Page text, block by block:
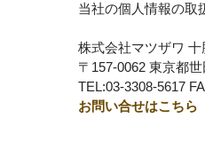
当社の個人情報の取
株式会社マツザワ
〒157-0062 東京都
TEL:03-3308-5617
お問い合せはこちら